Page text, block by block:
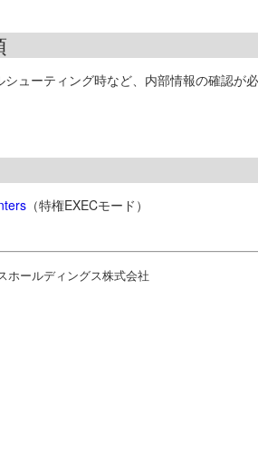
ューティング時など、内部情報の確認
（特権EXECモード）
ホールディングス株式会社